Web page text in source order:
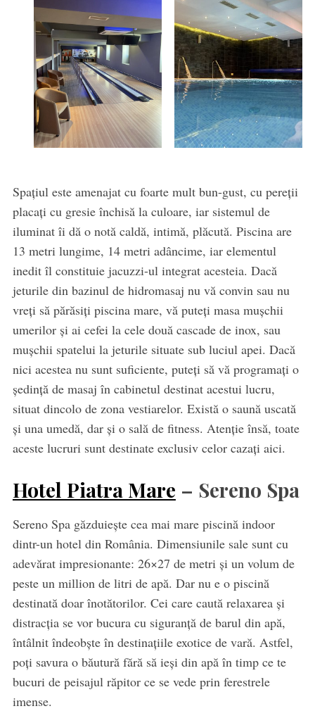
Spațiul este amenajat cu foarte mult bun-gust, cu pereții
placați cu gresie închisă la culoare, iar sistemul de
iluminat îi dă o notă caldă, intimă, plăcută. Piscina are
13 metri lungime, 14 metri adâncime, iar elementul
inedit îl constituie jacuzzi-ul integrat acesteia. Dacă
jeturile din bazinul de hidromasaj nu vă convin sau nu
vreți să părăsiți piscina mare, vă puteți masa mușchii
umerilor și ai cefei la cele două cascade de inox, sau
mușchii spatelui la jeturile situate sub luciul apei. Dacă
nici acestea nu sunt suficiente, puteți să vă programați o
ședință de masaj în cabinetul destinat acestui lucru,
situat dincolo de zona vestiarelor. Există o saună uscată
și una umedă, dar și o sală de fitness. Atenție însă, toate
aceste lucruri sunt destinate exclusiv celor cazați aici.
Hotel Piatra Mare – Sereno Spa
Sereno Spa găzduiește cea mai mare piscină indoor
dintr-un hotel din România. Dimensiunile sale sunt cu
adevărat impresionante: 26×27 de metri și un volum de
peste un million de litri de apă. Dar nu e o piscină
destinată doar înotătorilor. Cei care caută relaxarea și
distracția se vor bucura cu siguranță de barul din apă,
întâlnit îndeobște în destinațiile exotice de vară. Astfel,
poți savura o băutură fără să ieși din apă în timp ce te
bucuri de peisajul răpitor ce se vede prin ferestrele
imense.